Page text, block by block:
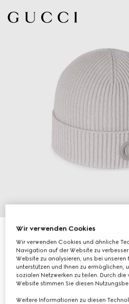
Mütze aus Kaschmir mit Patch
€ 420
Variantenhellgrau
Wir verwenden Cookies
Wir verwenden Cookies und ähnliche
Navigation auf der Website zu
Website zu analysieren, uns bei
unterstützen und Ihnen zu ermöglichen,
sozialen Netzwerken zu teilen. Durch
Website stimmen Sie diesen
Weitere Informationen zu diesen